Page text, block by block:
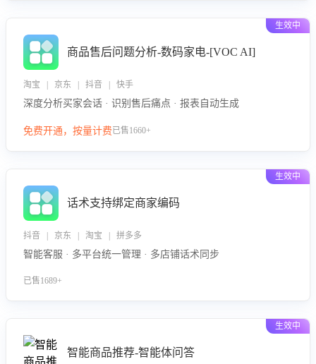
生效中
商品售后问题分析-数码家电-[VOC AI]
淘宝 | 京东 | 抖音 | 快手
深度分析买家会话 · 识别售后痛点 · 报表自动生成
免费开通，按量计费已售1660+
生效中
话术支持绑定商家编码
抖音 | 京东 | 淘宝 | 拼多多
智能客服 · 多平台统一管理 · 多店铺话术同步
已售1689+
生效中
智能商品推荐-智能体问答